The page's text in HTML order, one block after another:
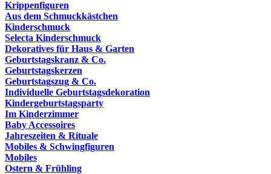
Krippenfiguren
Aus dem Schmuckkästchen
Kinderschmuck
Selecta Kinderschmuck
Dekoratives für Haus & Garten
Geburtstagskranz & Co.
Geburtstagskerzen
Geburtstagszug & Co.
Individuelle Geburtstagsdekoration
Kindergeburtstagsparty
Im Kinderzimmer
Baby Accessoires
Jahreszeiten & Rituale
Mobiles & Schwingfiguren
Mobiles
Ostern & Frühling